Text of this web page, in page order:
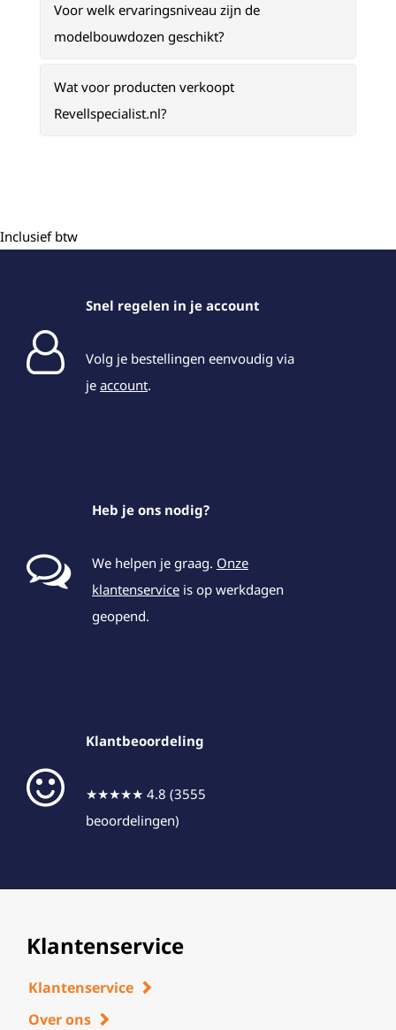
Voor welk ervaringsniveau zijn de
modelbouwdozen geschikt?
Wat voor producten verkoopt
Revellspecialist.nl?
Inclusief btw
Snel regelen in je account
Volg je bestellingen eenvoudig via
je account.
Heb je ons nodig?
We helpen je graag. Onze
klantenservice is op werkdagen
geopend.
Klantbeoordeling
★★★★★ 4.8 (3555
beoordelingen)
Klantenservice
Klantenservice
Over ons